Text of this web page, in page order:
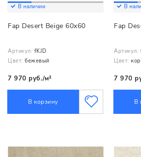
В наличии
Fap Desert Beige 60x60
Артикул: fKJD
Цвет: бежевый
7 970 руб./м²
В корзину
В
Fap
Артикул:
Цвет:
7 970
В